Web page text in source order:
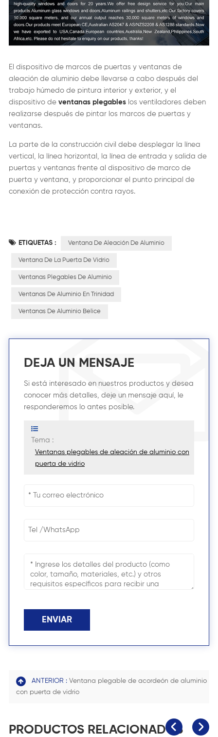
El dispositivo de marcos de puertas y ventanas de
aleación de aluminio debe llevarse a cabo después del
trabajo húmedo de pintura interior y exterior, y el
dispositivo deventanas plegableslos ventiladores deben
realizarse después de pintar los marcos de puertas y
ventanas.
La parte de la construcción civil debe desplegar la línea
vertical, la línea horizontal, la línea de entrada y salida de
puertas y ventanas frente al dispositivo de marco de
puerta y ventana, y proporcionar el punto principal de
conexión de protección contra rayos.
ETIQUETAS : Ventana De Aleación De Aluminio
Ventana De La Puerta De Vidrio
Ventanas Plegables De Aluminio
Ventanas De Aluminio En Trinidad
Ventanas De Aluminio Belice
DEJA UN MENSAJE
Si está interesado en nuestros productos y desea
conocer más detalles, deje un mensaje aquí, le
responderemos lo antes posible.
Tema :
Ventanas plegables de aleación de aluminio con
puerta de vidrio
ENVIAR
ANTERIOR : Ventana plegable de acordeón de aluminio
con puerta de vidrio
PRODUCTOS RELACIONADOS